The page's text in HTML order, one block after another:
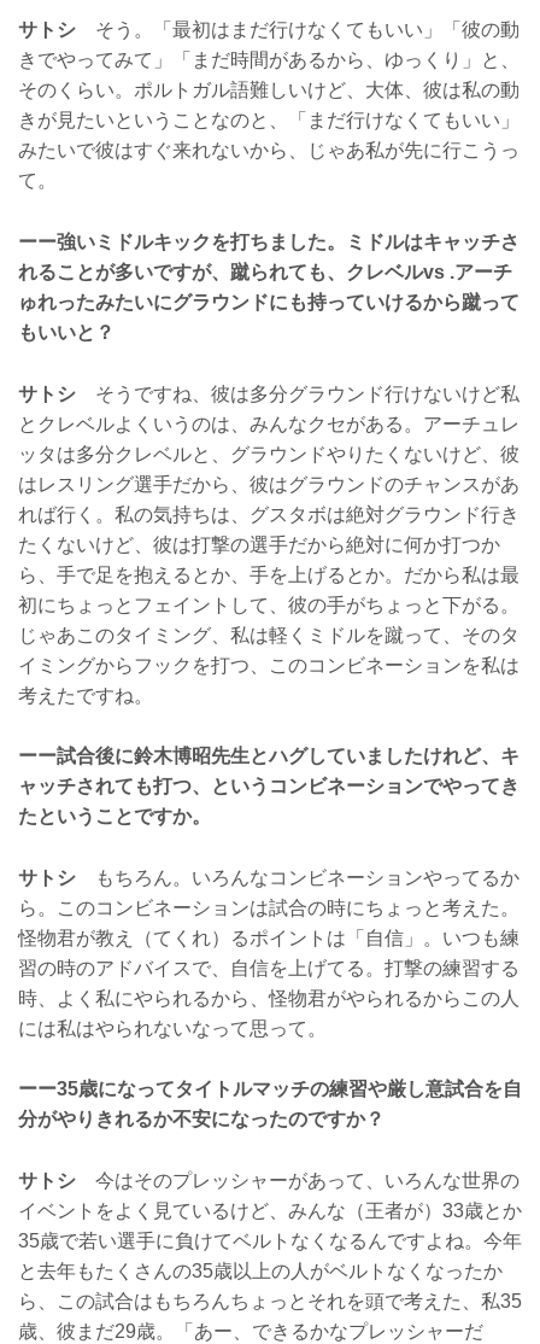
サトシ そう。「最初はまだ行けなくてもいい」「彼の動
きでやってみて」「まだ時間があるから、ゆっくり」と、
そのくらい。ポルトガル語難しいけど、大体、彼は私の動
きが見たいということなのと、「まだ行けなくてもいい」
みたいで彼はすぐ来れないから、じゃあ私が先に行こうっ
て。
ーー強いミドルキックを打ちました。ミドルはキャッチさ
れることが多いですが、蹴られても、クレベルvs .アーチ
ゅれったみたいにグラウンドにも持っていけるから蹴って
もいいと？
サトシ そうですね、彼は多分グラウンド行けないけど私
とクレベルよくいうのは、みんなクセがある。アーチュレ
ッタは多分クレベルと、グラウンドやりたくないけど、彼
はレスリング選手だから、彼はグラウンドのチャンスがあ
れば行く。私の気持ちは、グスタボは絶対グラウンド行き
たくないけど、彼は打撃の選手だから絶対に何か打つか
ら、手で足を抱えるとか、手を上げるとか。だから私は最
初にちょっとフェイントして、彼の手がちょっと下がる。
じゃあこのタイミング、私は軽くミドルを蹴って、そのタ
イミングからフックを打つ、このコンビネーションを私は
考えたですね。
ーー試合後に鈴木博昭先生とハグしていましたけれど、キ
ャッチされても打つ、というコンビネーションでやってき
たということですか。
サトシ もちろん。いろんなコンビネーションやってるか
ら。このコンビネーションは試合の時にちょっと考えた。
怪物君が教え（てくれ）るポイントは「自信」。いつも練
習の時のアドバイスで、自信を上げてる。打撃の練習する
時、よく私にやられるから、怪物君がやられるからこの人
には私はやられないなって思って。
ーー35歳になってタイトルマッチの練習や厳し意試合を自
分がやりきれるか不安になったのですか？
サトシ 今はそのプレッシャーがあって、いろんな世界の
イベントをよく見ているけど、みんな（王者が）33歳とか
35歳で若い選手に負けてベルトなくなるんですよね。今年
と去年もたくさんの35歳以上の人がベルトなくなったか
ら、この試合はもちろんちょっとそれを頭で考えた、私35
歳、彼まだ29歳。「あー、できるかなプレッシャーだ